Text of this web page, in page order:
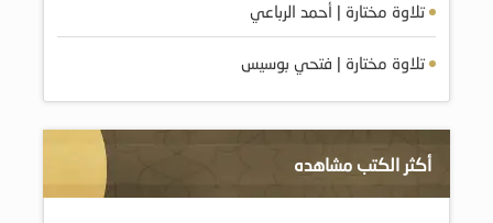
تلاوة مختارة | أحمد الرباعي
تلاوة مختارة | فتحي بوسيس
أكثر الكتب مشاهده